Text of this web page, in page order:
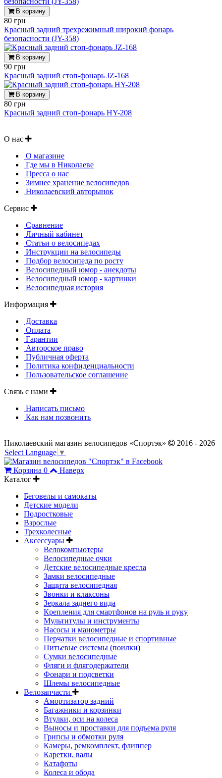
В корзину
80 грн
Красный задний трехрежимный широкий фонарь
безопасности (JY-358)
В корзину
90 грн
Красный задний стоп-фонарь JZ-168
В корзину
80 грн
Красный задний стоп-фонарь HY-208
О нас
О магазине
Где мы в Николаеве
Пресса о нас
Зимнее хранение велосипедов
Николаевский авторынок
Сервис
Сравнение
Личный кабинет
Статьи о велосипедах
Инструкции на велосипеды
Подбор велосипеда по росту
Велосипедный юмор - анекдоты
Велосипедный юмор - картинки
Велосипедная история
Информация
Доставка
Оплата
Гарантии
Авторское право
Публичная оферта
Политика конфиденциальности
Пользовательское соглашение
Связь с нами
Написать письмо
Как нам позвонить
Николаевский магазин велосипедов «Спортэк»
2016 - 2026
Select Language ▼
Корзина 0
Наверх
Каталог
Беговелы и самокаты
Детские модели
Подростковые
Взрослые
Трехколесные
Аксессуары
Велокомпьютеры
Велосипедные очки
Детские велосипедные кресла
Замки велосипедные
Защита велосипедная
Звонки и клаксоны
Зеркала заднего вида
Крепления для смартфонов на руль и руку
Мультитулы и инструменты
Насосы и манометры
Перчатки велосипедные и спортивные
Питьевые системы (поилки)
Сумки велосипедные
Фляги и флягодержатели
Фонари и подсветки
Шлемы велосипедные
Велозапчасти
Амортизатор задний
Багажники и корзинки
Втулки, оси на колеса
Выносы и проставки для подъема руля
Грипсы и обмотки руля
Камеры, ремкомплект, флиппер
Каретки, валы
Катафоты
Колеса и обода